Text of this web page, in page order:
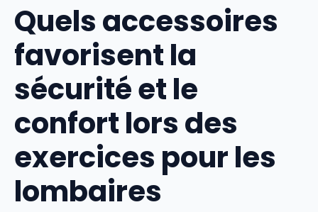
Quels accessoires
favorisent la
sécurité et le
confort lors des
exercices pour les
lombaires